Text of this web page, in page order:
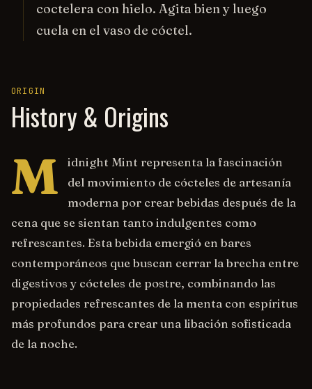
coctelera con hielo. Agita bien y luego
cuela en el vaso de cóctel.
ORIGIN
History & Origins
M
idnight Mint representa la fascinación
del movimiento de cócteles de artesanía
moderna por crear bebidas después de la
cena que se sientan tanto indulgentes como
refrescantes. Esta bebida emergió en bares
contemporáneos que buscan cerrar la brecha entre
digestivos y cócteles de postre, combinando las
propiedades refrescantes de la menta con espíritus
más profundos para crear una libación sofisticada
de la noche.